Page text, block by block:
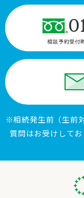
相談予約受付
※相続発生前（生前
質問はお受けして